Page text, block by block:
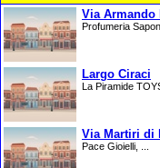
Via Armando
Profumeria
Largo Ciraci
La Piramide
Via Martiri di
Pace Gioielli, ...